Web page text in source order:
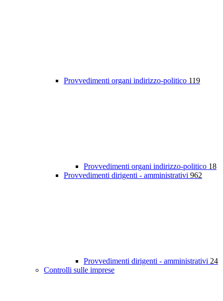
Provvedimenti organi indirizzo-politico 119
Provvedimenti organi indirizzo-politico 18
Provvedimenti dirigenti - amministrativi 962
Provvedimenti dirigenti - amministrativi 24
Controlli sulle imprese